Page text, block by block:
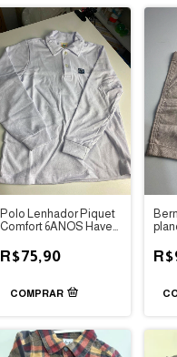
Polo Lenhador Piquet
Comfort 6ANOS Have
R$75,90
COMPRAR